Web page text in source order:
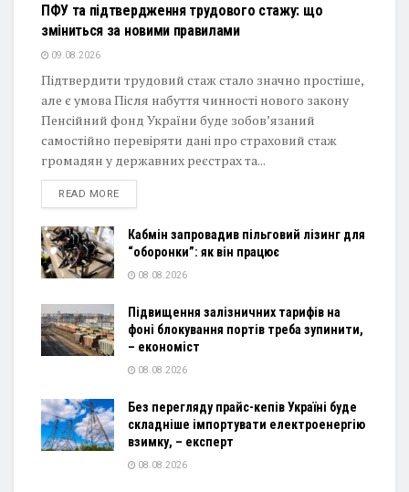
ПФУ та підтвердження трудового стажу: що
зміниться за новими правилами
09.08.2026
Підтвердити трудовий стаж стало значно простіше,
але є умова Після набуття чинності нового закону
Пенсійний фонд України буде зобов’язаний
самостійно перевіряти дані про страховий стаж
громадян у державних реєстрах та...
READ MOREDETAILS
Кабмін запровадив пільговий лізинг для
“оборонки”: як він працює
08.08.2026
Підвищення залізничних тарифів на
фоні блокування портів треба зупинити,
– економіст
08.08.2026
Без перегляду прайс-кепів Україні буде
складніше імпортувати електроенергію
взимку, – експерт
08.08.2026